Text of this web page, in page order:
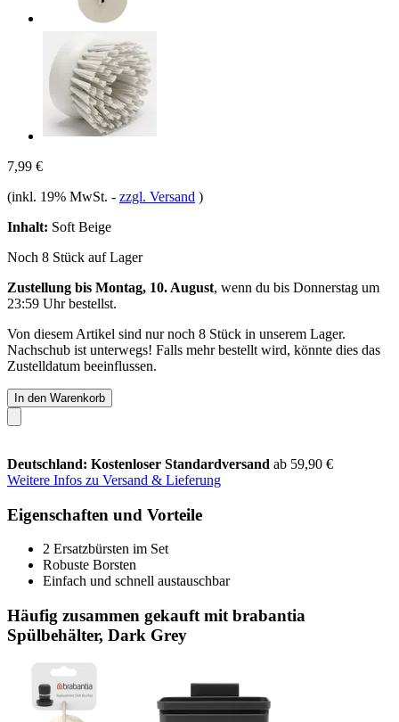
7,99 €
(inkl. 19% MwSt. - zzgl. Versand )
Inhalt: Soft Beige
Noch 8 Stück auf Lager
Zustellung bis Montag, 10. August, wenn du bis Donnerstag um
23:59 Uhrbestellst.
Von diesem Artikel sind nur noch 8 Stück in unserem Lager.
Nachschub ist unterwegs! Falls mehr bestellt wird, könnte dies das
Zustelldatum beeinflussen.
In den Warenkorb
Deutschland: Kostenloser Standardversand ab 59,90 €
Weitere Infos zu Versand & Lieferung
Eigenschaften und Vorteile
2 Ersatzbürsten im Set
Robuste Borsten
Einfach und schnell austauschbar
Häufig zusammen gekauft mit brabantia
Spülbehälter, Dark Grey